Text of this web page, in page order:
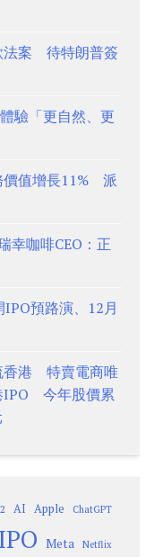
法案 待特朗普簽
驗「更自然、更
價值增長11% 派
咖啡CEO：正
預路演、12月
香港 特賣電商唯
IPO 今年股價累
AI Apple ChatGPT
IPO Meta Netflix